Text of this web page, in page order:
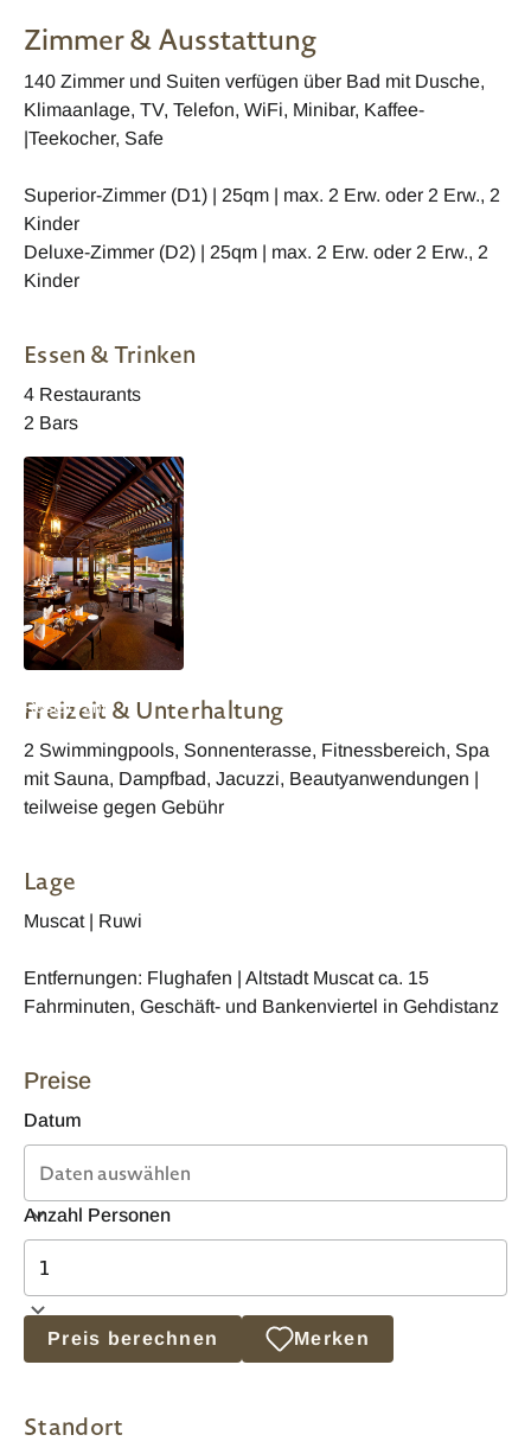
Zimmer & Ausstattung
140 Zimmer und Suiten verfügen über Bad mit Dusche,
Klimaanlage, TV, Telefon, WiFi, Minibar, Kaffee-
|Teekocher, Safe
Superior-Zimmer (D1) | 25qm | max. 2 Erw. oder 2 Erw., 2
Kinder
Deluxe-Zimmer (D2) | 25qm | max. 2 Erw. oder 2 Erw., 2
Kinder
Essen & Trinken
4 Restaurants
2 Bars
Restaurant
Freizeit & Unterhaltung
2 Swimmingpools, Sonnenterasse, Fitnessbereich, Spa
mit Sauna, Dampfbad, Jacuzzi, Beautyanwendungen |
teilweise gegen Gebühr
Lage
Muscat | Ruwi
Entfernungen: Flughafen | Altstadt Muscat ca. 15
Fahrminuten, Geschäft- und Bankenviertel in Gehdistanz
Preise
Datum
Anzahl Personen
Preis berechnen Merken
Standort